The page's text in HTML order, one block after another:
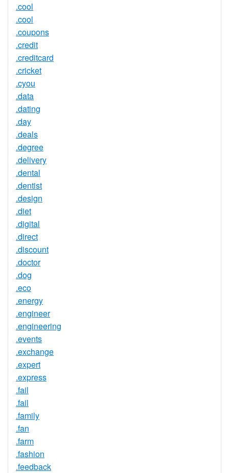
.cool
.cool
.coupons
.credit
.creditcard
.cricket
.cyou
.data
.dating
.day
.deals
.degree
.delivery
.dental
.dentist
.design
.diet
.digital
.direct
.discount
.doctor
.dog
.eco
.energy
.engineer
.engineering
.events
.exchange
.expert
.express
.fail
.fail
.family
.fan
.farm
.fashion
.feedback